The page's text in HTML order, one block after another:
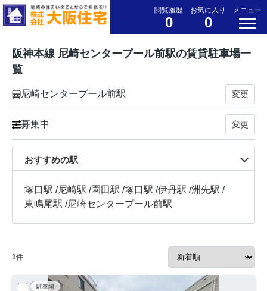
閲覧履歴
0
お気に入り
0
メニュー
阪神本線 尼崎センタープール前駅の賃貸駐車場一
覧
尼崎センタープール前駅 変更
募集中 変更
おすすめの駅
塚口駅 /尼崎駅 /園田駅 /塚口駅 /伊丹駅 /洲先駅 /
東鳴尾駅 /尼崎センタープール前駅
1件
駐車場